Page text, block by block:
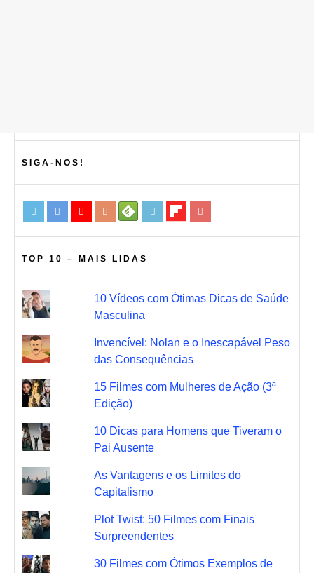
SIGA-NOS!
TOP 10 – MAIS LIDAS
10 Vídeos com Ótimas Dicas de Saúde
Masculina
Invencível: Nolan e o Inescapável Peso
das Consequências
15 Filmes com Mulheres de Ação (3ª
Edição)
10 Dicas para Homens que Tiveram o
Pai Ausente
As Vantagens e os Limites do
Capitalismo
Plot Twist: 50 Filmes com Finais
Surpreendentes
30 Filmes com Ótimos Exemplos de